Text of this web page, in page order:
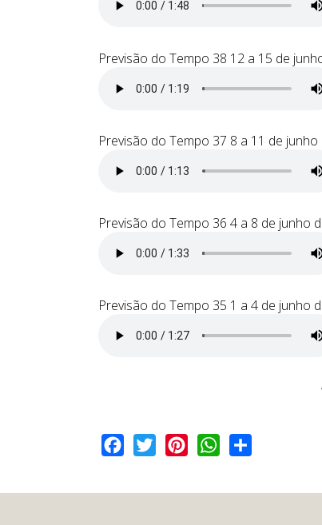
Previsão do Tempo 38 12 a 15 de
Previsão do Tempo 37 8 a 11 de junho
Previsão do Tempo 36 4 a 8 de junho
Previsão do Tempo 35 1 a 4 de junho
Facebook
Twitter PinterestWhatsApp